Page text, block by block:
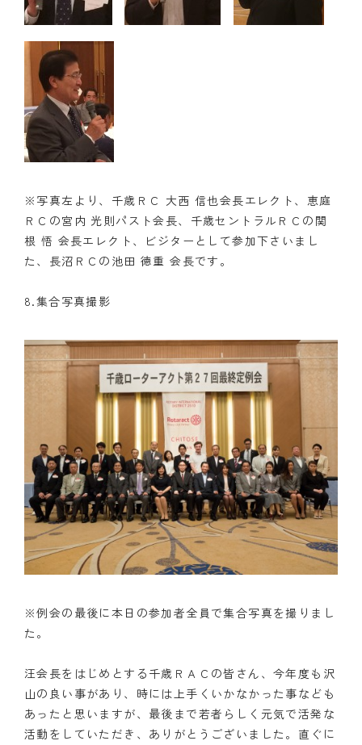
※写真左より、千歳ＲＣ 大西 信也会長エレクト、恵庭
ＲＣの宮内 光則パスト会長、千歳セントラルＲＣの関
根 悟 会長エレクト、ビジターとして参加下さいまし
た、長沼ＲＣの池田 徳重 会長です。
8.集合写真撮影
※例会の最後に本日の参加者全員で集合写真を撮りまし
た。
汪会長をはじめとする千歳ＲＡＣの皆さん、今年度も沢
山の良い事があり、時には上手くいかなかった事なども
あったと思いますが、最後まで若者らしく元気で活発な
活動をしていただき、ありがとうございました。直ぐに